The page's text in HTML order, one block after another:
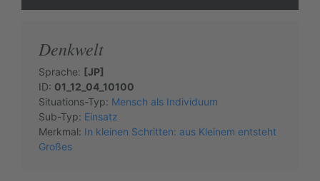
Denkwelt
Sprache: [JP]
ID: 01_12_04_10100
Situations-Typ: Mensch als Individuum
Sub-Typ: Einsatz
Merkmal: In kleinen Schritten: aus Kleinem entsteht
Großes